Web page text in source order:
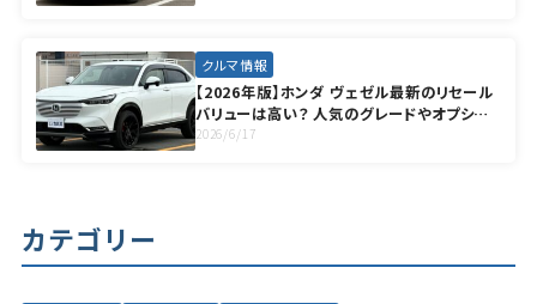
クルマ情報
【2026年版】ホンダ ヴェゼル最新のリセール
バリューは高い？ 人気のグレードやオプショ
ンも徹底解説
2026/6/17
カテゴリー